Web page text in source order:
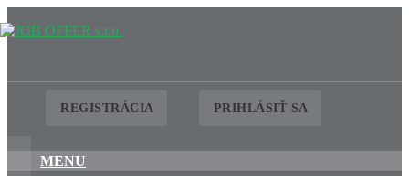
REGISTRÁCIA PRIHLÁSIŤ SA
MENU